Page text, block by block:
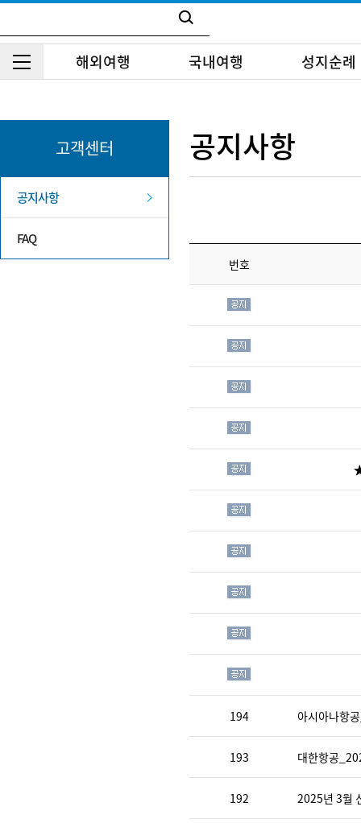
해외여행 국내여행 성지순례
고객센터
공지사항
FAQ
공지사항
번호
194 아시아나항
193 대한항공
192 2025년 3월